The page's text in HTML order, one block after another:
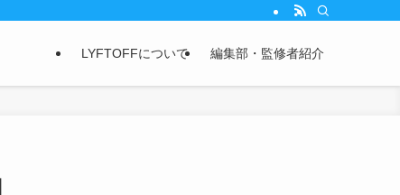
LYFTOFFについて 編集部・監修者紹介